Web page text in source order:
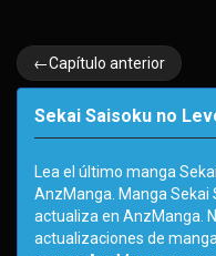
←Capítulo anterior
Sekai Saisoku no
Lea el último manga
AnzManga. Manga Sekai
actualiza en AnzManga.
actualizaciones de